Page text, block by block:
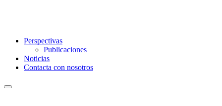
Perspectivas
Publicaciones
Noticias
Contacta con nosotros